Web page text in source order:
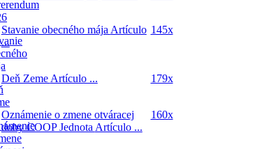
Stavanie obecného mája Artículo
...
145x
Deň Zeme Artículo ... 179x
Oznámenie o zmene otváracej
doby COOP Jednota Artículo ...
160x